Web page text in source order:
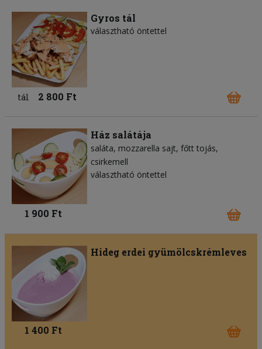
Gyros tál
választható öntettel
tál 2 800 Ft
Ház salátája
saláta mozzarella sajt főtt tojás
csirkemell
választható öntettel
1 900 Ft
Hideg erdei gyümölcskrémleves
1 400 Ft